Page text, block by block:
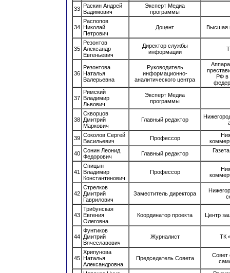
33 Раскин Андрей
Вадимович
Эксперт Медиа
программы
34
Распопов
Николай
Петрович
Доцент Высшая
35
Резонтов
Александр
Евгеньевич
Директор службы
информации
36
Резонтова
Наталья
Валерьевна
Руководитель
информационно-
аналитического центра
РФ в
37
Римский
Владимир
Львович
Эксперт Медиа
программы
38
Скворцов
Дмитрий
Маркович
Главный редактор
39 Соколов Сергей
Васильевич
Профессор
40 Сонин Леонид
Федорович
Главный редактор
41
Спицын
Владимир
Константинович
Профессор
42
Стрелков
Дмитрий
Гаврилович
Заместитель директора
43
Трибунская
Евгения
Олеговна
Координатор проекта Центр
44
Фунтиков
Дмитрий
Вячеславович
Журналист ТК
45
Хрипунова
Наталья
Александровна
Председатель Совета
Совет